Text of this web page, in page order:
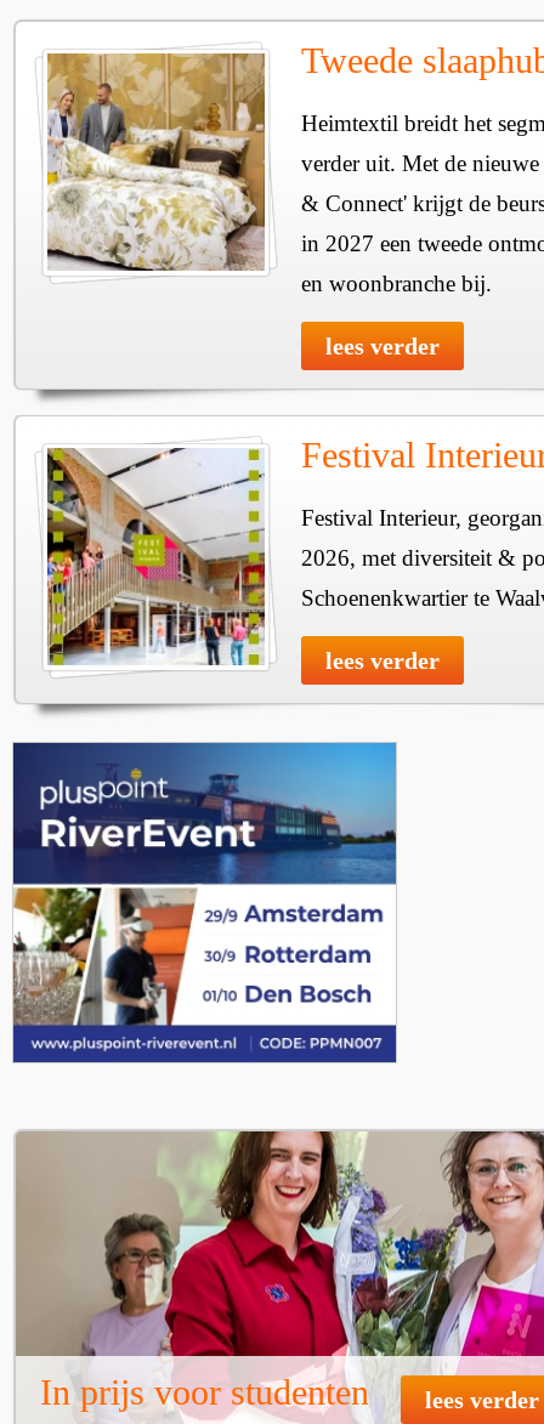
Tweede
Heimtextil breidt het
verder uit. Met de
& Connect' krijgt de
in 2027 een tweede
en woonbranche bij.
lees verder
Festival
Festival Interieur,
2026, met diversiteit &
Schoenenkwartier te
lees verder
In prijs voor studenten lees verder